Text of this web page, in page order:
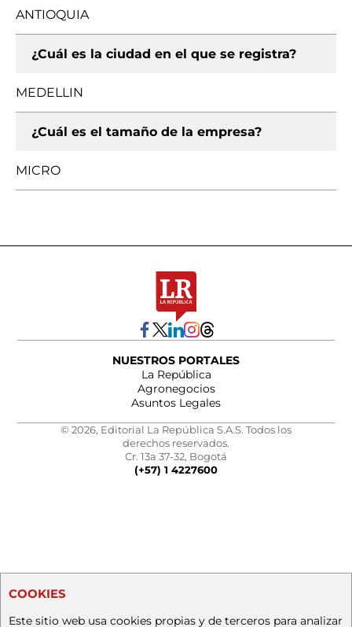
ANTIOQUIA
¿Cuál es la ciudad en el que se registra?
MEDELLIN
¿Cuál es el tamaño de la empresa?
MICRO
NUESTROS PORTALES
La República
Agronegocios
Asuntos Legales
© 2026, Editorial La República S.A.S. Todos los
derechos reservados.
Cr. 13a 37-32, Bogotá
(+57) 1 4227600
COOKIES
Este sitio web usa cookies propias y de terceros para analizar